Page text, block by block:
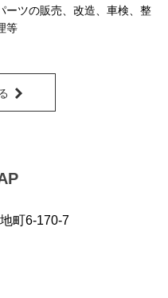
ーツの販売 、改造、車検、整
等
町6-170-7